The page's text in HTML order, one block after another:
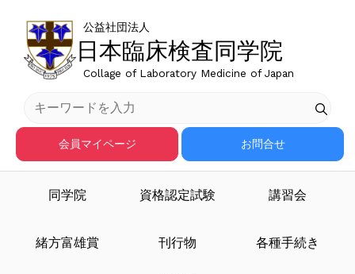
日本臨床検査同学院
公益社団法人
Collage of Laboratory Medicine of Japan
会員マイページ お問合せ
同学院 資格認定試験 講習会
緒方富雄賞 刊行物 各種手続き